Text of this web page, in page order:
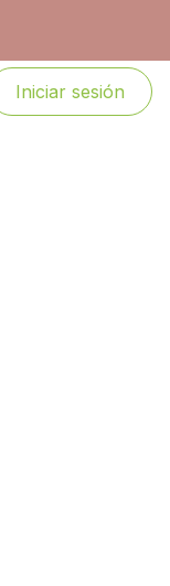
Iniciar sesión